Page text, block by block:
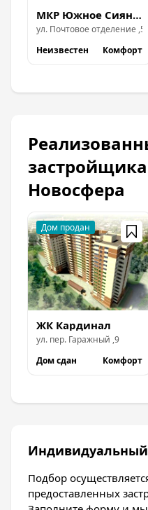
МКР Южное Сияние
ул. Почтовое отделение,57
Неизвестен
Комфорт
Новосфера
ЖК Кардинал
ул. пер. Гаражный ,9
Дом сдан
Комфорт
Подбор
предоставленных